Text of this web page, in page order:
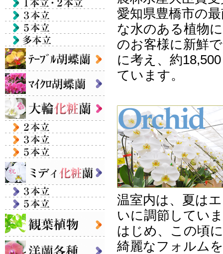
愛知県豊橋市の
な水のある植物
のお客様に新鮮
に考え、約
ています。
温室内は、夏は
いに調節してい
はじめ、この頃
綺麗なフォルム